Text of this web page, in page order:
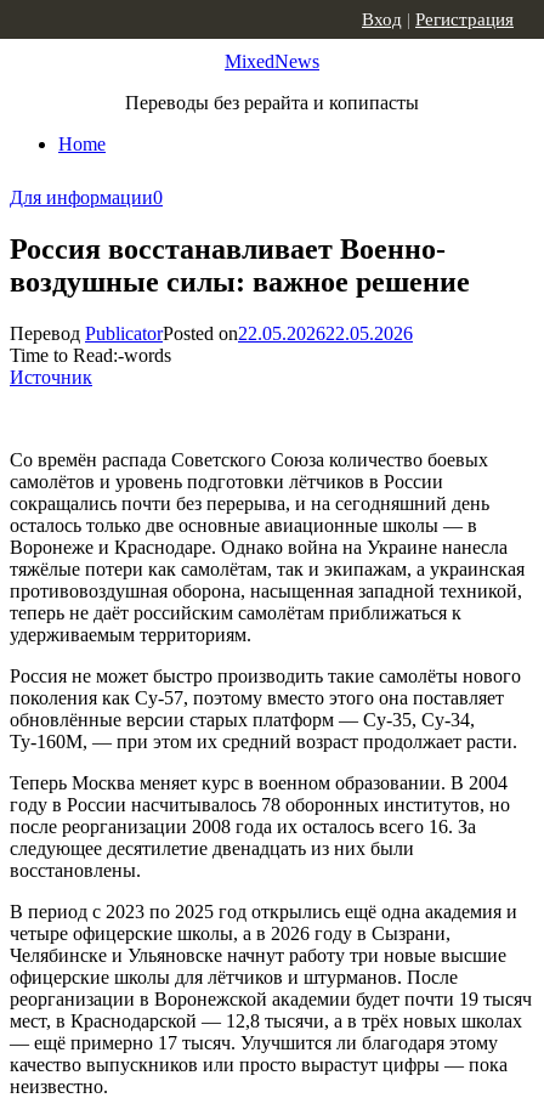
MixedNews
Переводы без рерайта и копипасты
Home
Вход | Регистрация
Для информации0
Россия восстанавливает Военно-
воздушные силы: важное решение
Перевод PublicatorPosted on22.05.202622.05.2026
Time to Read:-words
Источник
Со времён распада Советского Союза количество боевых
самолётов и уровень подготовки лётчиков в России
сокращались почти без перерыва, и на сегодняшний день
осталось только две основные авиационные школы — в
Воронеже и Краснодаре. Однако война на Украине нанесла
тяжёлые потери как самолётам, так и экипажам, а украинская
противовоздушная оборона, насыщенная западной техникой,
теперь не даёт российским самолётам приближаться к
удерживаемым территориям.
Россия не может быстро производить такие самолёты нового
поколения как Су-57, поэтому вместо этого она поставляет
обновлённые версии старых платформ — Су-35, Су-34,
Ту-160М, — при этом их средний возраст продолжает расти.
Теперь Москва меняет курс в военном образовании. В 2004
году в России насчитывалось 78 оборонных институтов, но
после реорганизации 2008 года их осталось всего 16. За
следующее десятилетие двенадцать из них были
восстановлены.
В период с 2023 по 2025 год открылись ещё одна академия и
четыре офицерские школы, а в 2026 году в Сызрани,
Челябинске и Ульяновске начнут работу три новые высшие
офицерские школы для лётчиков и штурманов. После
реорганизации в Воронежской академии будет почти 19 тысяч
мест, в Краснодарской — 12,8 тысячи, а в трёх новых школах
— ещё примерно 17 тысяч. Улучшится ли благодаря этому
качество выпускников или просто вырастут цифры — пока
неизвестно.